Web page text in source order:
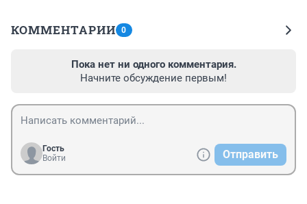
КОММЕНТАРИИ 0
Пока нет ни одного комментария.
Начните обсуждение первым!
Гость
Войти
Отправить